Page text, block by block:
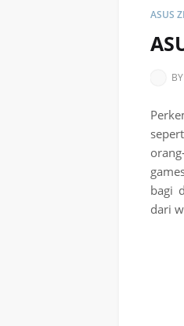
ASUS
BY
bagi
dari